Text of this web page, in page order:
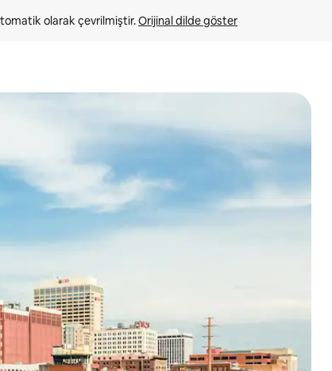
olarak çevrilmiştir. Orijinal dilde göster
ya da kaydırma hareketleriyle keşfedin.